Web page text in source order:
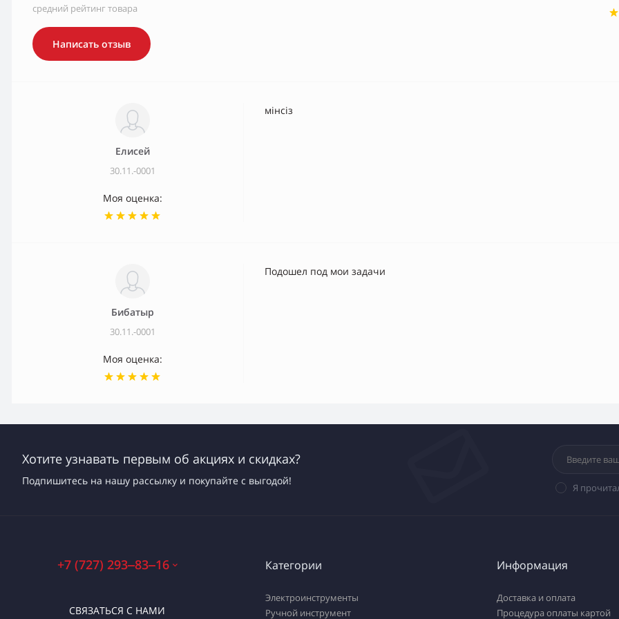
средний рейтинг товара
Написать отзыв
Елисей
30.11.-0001
Моя оценка:
мінсіз
Бибатыр
30.11.-0001
Моя оценка:
Подошел под мои задачи
Хотите узнавать первым об акциях и скидках?
Подпишитесь на нашу рассылку и покупайте с выгодой!
Я
+7 (727) 293‒83‒16
СВЯЗАТЬСЯ С НАМИ
Категории
Электроинструменты
Ручной инструмент
Информация
Доставка и оплата
Процедура оплаты картой